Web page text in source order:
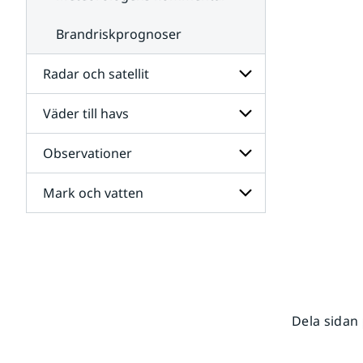
Brandriskprognoser
Radar och satellit
Undersidor
för
Radar
och
satellit
Väder till havs
Undersidor
för
Väder
till
havs
Observationer
Undersidor
för
Mark och vatten
Dela sidan